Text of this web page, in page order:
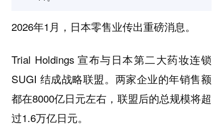
2026年1月，日本零售业传出重磅消息。
Trial Holdings 宣布与日本第二大药妆连锁
SUGI 结成战略联盟。两家企业的年销售额
都在8000亿日元左右，联盟后的总规模将超
过1.6万亿日元。